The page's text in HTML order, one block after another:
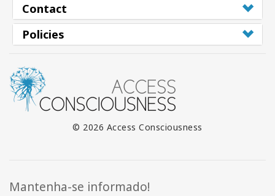
Contact
Policies
© 2026 Access Consciousness
Mantenha-se informado!